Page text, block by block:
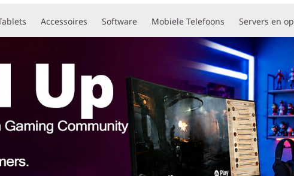
Accessoires Software Mobiele Telefoons Servers en